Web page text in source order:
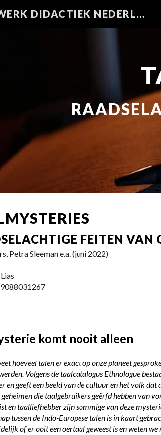
Skip to
NETWERK DIDACTIEK NEDERLANDS
FEITEN VAN
Petra Sleeman e.a. (juni 2022)
komt nooit alleen
hoeveel talen er exact op onze planeet
Volgens de taalcatalogus Ethnologue
en geeft een beeld van de cultuur en het volk
geheimen die taalgebruikers geërfd hebben van
en taalliefhebber zijn sommige van deze
tussen de Indo-Europese talen is in kaart
of er ooit een oertaal geweest is en weten